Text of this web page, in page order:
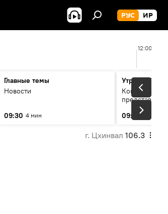
РУС ИР
12:00
Главные темы
Новости
09:30 4 мин
Утро на
Конный
представит
концертную
"Легенды
09:39
г. Цхинвал 106.3